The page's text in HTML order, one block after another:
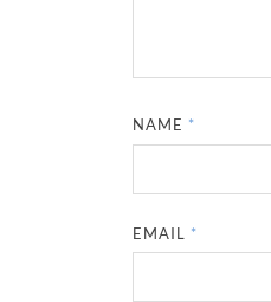
NAME *
EMAIL *